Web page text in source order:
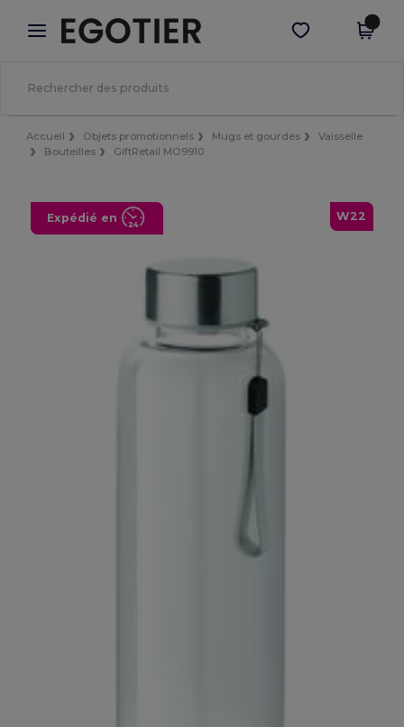
× Appli Egotier
Meilleurs prix sur l’app !
Obtenir l'appli
Accueil Objets promotionnels Mugs et gourdes
Vaisselle
Bouteilles
GiftRetail MO9910
W22
Expédié en